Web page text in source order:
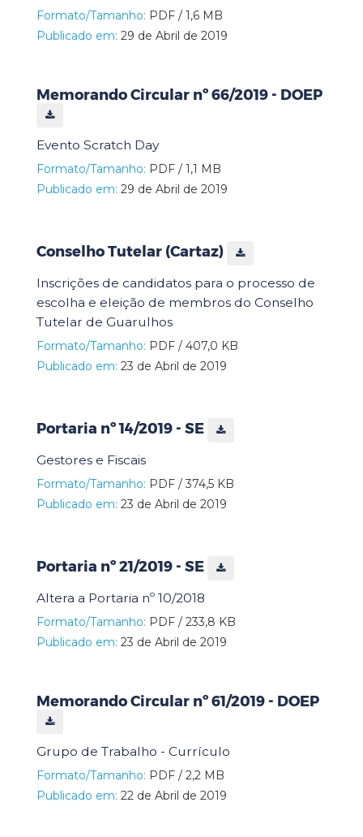
Formato/Tamanho: PDF / 1,6 MB
Publicado em: 29 de Abril de 2019
Memorando Circular nº 66/2019 - DOEP
Evento Scratch Day
Formato/Tamanho: PDF / 1,1 MB
Publicado em: 29 de Abril de 2019
Conselho Tutelar (Cartaz)
Inscrições de candidatos para o processo de
escolha e eleição de membros do Conselho
Tutelar de Guarulhos
Formato/Tamanho: PDF / 407,0 KB
Publicado em: 23 de Abril de 2019
Portaria nº 14/2019 - SE
Gestores e Fiscais
Formato/Tamanho: PDF / 374,5 KB
Publicado em: 23 de Abril de 2019
Portaria nº 21/2019 - SE
Altera a Portaria nº 10/2018
Formato/Tamanho: PDF / 233,8 KB
Publicado em: 23 de Abril de 2019
Memorando Circular nº 61/2019 - DOEP
Grupo de Trabalho - Currículo
Formato/Tamanho: PDF / 2,2 MB
Publicado em: 22 de Abril de 2019